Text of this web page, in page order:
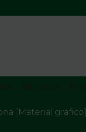
[Material gráfico]